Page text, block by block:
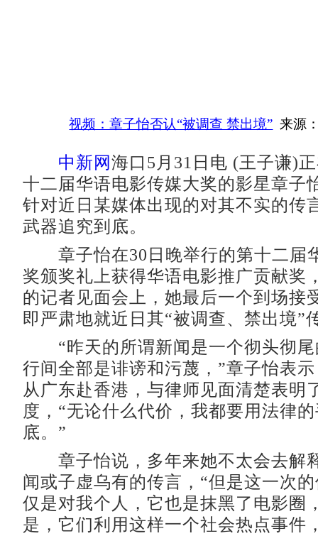
视频：章子怡否认“被调查 禁出境” 来源
中新网 海口5月31日电 (王子谦)
十二届华语电影传媒大奖的影星章子
针对近日某媒体出现的对其不实的传
武器追究到底。
章子怡在30日晚举行的第十二届
奖颁奖礼上获得华语电影推广贡献奖
的记者见面会上，她最后一个到场接
即严肃地就近日其“被调查、禁出境”
“昨天的所谓新闻是一个彻头彻尾
行间全部是诽谤和污蔑，”章子怡表
从广东赴香港，与律师见面清楚表明
度，“无论什么代价，我都要用法律
底。”
章子怡说，多年来她不太会去解
闻或子虚乌有的传言，“但是这一次
仅是对我个人，它也是抹黑了电影圈
是，它们利用这样一个社会热点事件